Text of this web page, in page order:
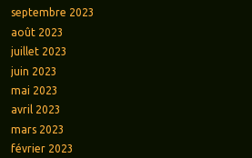
septembre 2023
août 2023
juillet 2023
juin 2023
mai 2023
avril 2023
mars 2023
février 2023